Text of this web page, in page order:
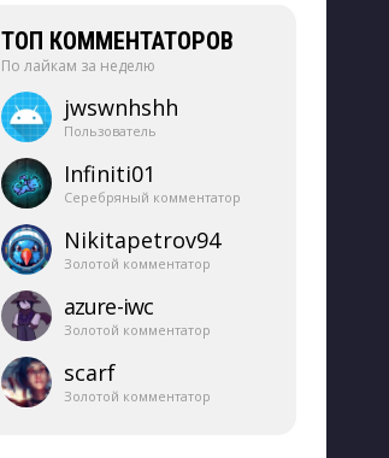
ТОП КОММЕНТАТОРОВ
По лайкам за неделю
jwswnhshh
Пользователь
Infiniti01
Серебряный комментатор
Nikitapetrov94
Золотой комментатор
azure-​iwc
Золотой комментатор
scarf
Золотой комментатор